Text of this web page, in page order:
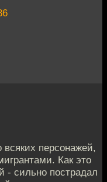
персонажей,
Как это
- сильно пострадал